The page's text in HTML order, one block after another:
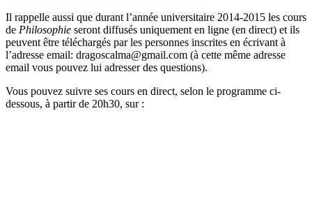
Il rappelle aussi que durant l’année universitaire 2014-2015 les cours
de Philosophie seront diffusés uniquement en ligne (en direct) et ils
peuvent être téléchargés par les personnes inscrites en écrivant à
l’adresse email: dragoscalma@gmail.com (à cette même adresse
email vous pouvez lui adresser des questions).
Vous pouvez suivre ses cours en direct, selon le programme ci-
dessous, à partir de 20h30, sur :